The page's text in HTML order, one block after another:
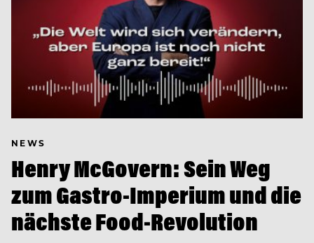
NEWS
Henry McGovern: Sein Weg
zum Gastro-Imperium und die
nächste Food-Revolution